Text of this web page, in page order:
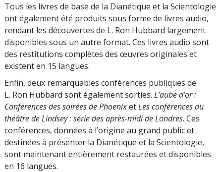
Tous les livres de base de la Dianétique et la Scientologie
ont également été produits sous forme de livres audio,
rendant les découvertes de L. Ron Hubbard largement
disponibles sous un autre format. Ces livres audio sont
des restitutions complètes des œuvres originales et
existent en 15 langues.
Enfin, deux remarquables conférences publiques de
L. Ron Hubbard sont également sorties. L’aube d’or :
Conférences des soirées de PhoenixetLes conférences du
théâtre de Lindsey : série des après-midi de Londres. Ces
conférences, données à l’origine au grand public et
destinées à présenter la Dianétique et la Scientologie,
sont maintenant entièrement restaurées et disponibles
en 16 langues.